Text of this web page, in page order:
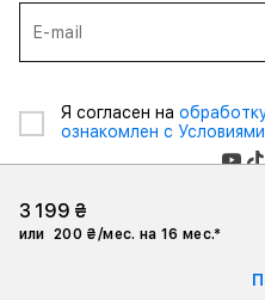
3 199 ₴
или 200 ₴/мес. на 16 мес.*
E-mail
Я согласен на
ознакомлен с
2026 iSpace